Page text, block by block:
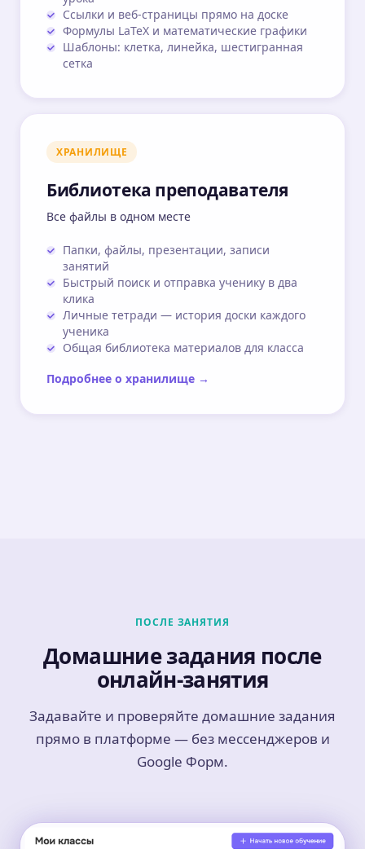
Ссылки и веб-страницы прямо на доске
Формулы LaTeX и математические графики
Шаблоны: клетка, линейка, шестигранная
сетка
ХРАНИЛИЩЕ
Библиотека преподавателя
Все файлы в одном месте
Папки, файлы, презентации, записи
занятий
Быстрый поиск и отправка ученику в два
клика
Личные тетради — история доски каждого
ученика
Общая библиотека материалов для класса
Подробнее о хранилище →
ПОСЛЕ ЗАНЯТИЯ
Домашние задания после
онлайн-занятия
Задавайте и проверяйте домашние задания
прямо в платформе — без мессенджеров и
Google Форм.